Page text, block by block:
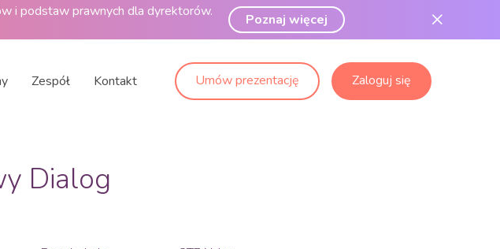
i podstaw prawnych dla dyrektorów. Poznaj więcej
Zespół Kontakt Umów prezentację Zaloguj się
Dialog